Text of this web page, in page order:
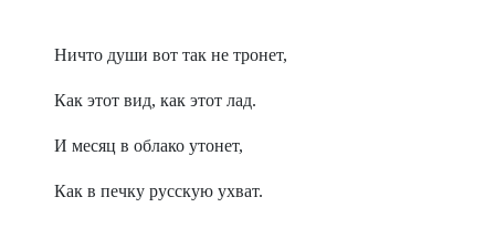
Ничто души вот так не тронет,
Как этот вид, как этот лад.
И месяц в облако утонет,
Как в печку русскую ухват.